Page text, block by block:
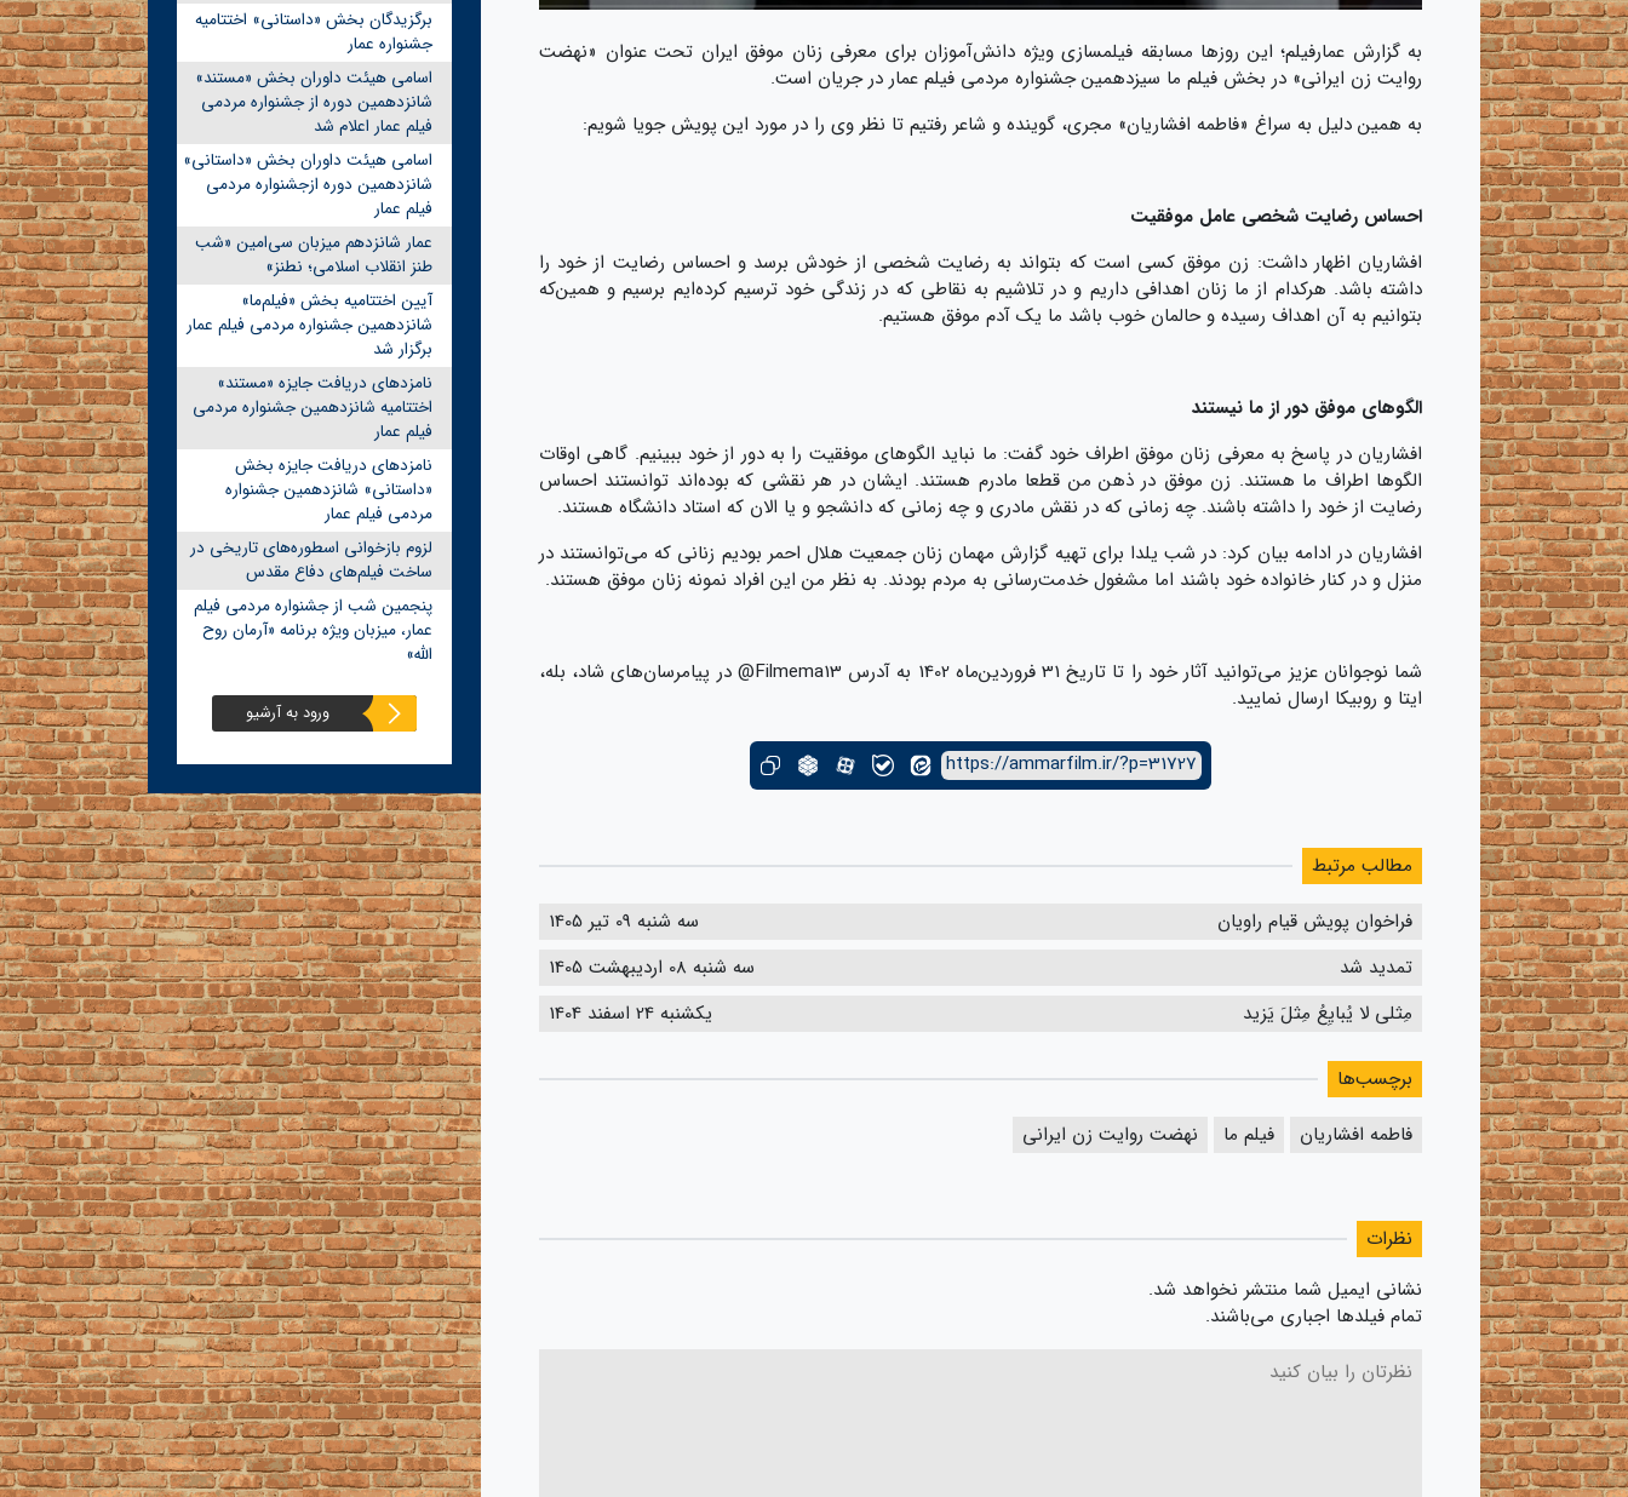
به گزارش عمارفیلم؛ این روزها مسابقه فیلمسازی ویژه دانش‌آموزان برای معرفی زنان موفق ایران تحت عنوان «نهضت
روایت زن ایرانی» در بخش فیلم ما سیزدهمین جشنواره مردمی فیلم عمار در جریان است.
به همین دلیل به سراغ «فاطمه افشاریان» مجری، گوینده و شاعر رفتیم تا نظر وی را در مورد این پویش جویا شویم:
احساس رضایت شخصی عامل موفقیت
افشاریان اظهار داشت: زن موفق کسی است که بتواند به رضایت شخصی از خودش برسد و احساس رضایت از خود را
داشته باشد. هرکدام از ما زنان اهدافی داریم و در تلاشیم به نقاطی که در زندگی خود ترسیم کرده‌ایم برسیم و همین‌که
بتوانیم به آن اهداف رسیده و حالمان خوب باشد ما یک آدم موفق هستیم.
الگوهای موفق دور از ما نیستند
افشاریان در پاسخ به معرفی زنان موفق اطراف خود گفت: ما نباید الگوهای موفقیت را به دور از خود ببینیم. گاهی اوقات
الگوها اطراف ما هستند. زن موفق در ذهن من قطعا مادرم هستند. ایشان در هر نقشی که بوده‌اند توانستند احساس
رضایت از خود را داشته باشند. چه زمانی که در نقش مادری و چه زمانی که دانشجو و یا الان که استاد دانشگاه هستند.
افشاریان در ادامه بیان کرد: در شب یلدا برای تهیه گزارش مهمان زنان جمعیت هلال احمر بودیم زنانی که می‌توانستند در
منزل و در کنار خانواده خود باشند اما مشغول خدمت‌رسانی به مردم بود‌ند. به نظر من این افراد نمونه زنان موفق هستند.
شما نوجوانان عزیز می‌توانید آثار خود را تا تاریخ 31 فروردین‌ماه 1402 به آدرس Filmema13@ در پیامرسان‌های شاد، بله،
ایتا و روبیکا ارسال نمایید.
https://ammarfilm.ir/?p=31727
مطالب مرتبط
فراخوان پویش قیام راویان
سه شنبه 09 تیر 1405
تمدید شد
سه شنبه 08 اردیبهشت 1405
مِثلی لا یُبایِعُ مِثلَ یَزید
یکشنبه 24 اسفند 1404
برچسب‌ها
فاطمه افشاریان
فیلم ما نهضت روایت زن ایرانی
نظرات
نشانی ایمیل شما منتشر نخواهد شد.
تمام فیلدها اجباری می‌باشند.
برگزیدگان بخش «داستانی» اختتامیه
جشنواره عمار
اسامی هیئت داوران بخش «مستند»
شانزدهمین دوره از جشنواره مردمی
فیلم عمار اعلام شد
اسامی هیئت داوران بخش «داستانی»
شانزدهمین دوره ازجشنواره مردمی
فیلم عمار
عمار شانزدهم میزبان سی‌امین «شب
طنز انقلاب اسلامی؛ نطنز»
آیین اختتامیه بخش «فیلم‌ما»
شانزدهمین جشنواره مردمی فیلم عمار
برگزار شد
نامزدهای دریافت جایزه «مستند»
اختتامیه شانزدهمین جشنواره مردمی
فیلم عمار
نامزدهای دریافت جایزه بخش
«داستانی» شانزدهمین جشنواره
مردمی فیلم عمار
لزوم بازخوانی اسطوره‌های تاریخی در
ساخت فیلم‌های دفاع مقدس
پنجمین شب از جشنواره مردمی فیلم
عمار، میزبان ویژه برنامه «آرمان روح
الله»
ورود به آرشیو